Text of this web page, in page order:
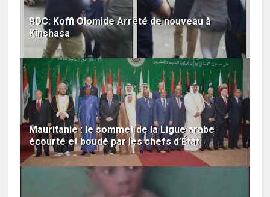
RDC: Koffi Olomide Arrêté de nouveau à
Kinshasa
Mauritanie : le sommet de la Ligue arabe
écourté et boudé par les chefs d’État